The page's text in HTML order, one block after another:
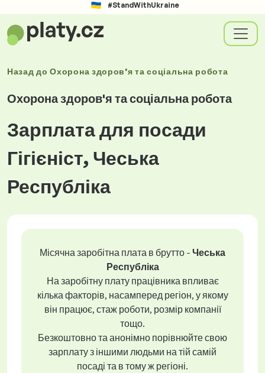
#StandWithUkraine
Назад доОхорона здоров'я та соціальна робота
Охорона здоров'я та соціальна робота
Зарплата для посади
Гігієніст, Чеська
Республіка
Місячна заробітна плата в брутто - Чеська
Республіка
На заробітну плату працівника впливає
кілька факторів, насамперед регіон, у якому
він працює, стаж роботи, розмір компанії
тощо.
Безкоштовно та анонімно порівнюйте свою
зарплату з іншими людьми на тій самій
посаді та в тому ж регіоні.